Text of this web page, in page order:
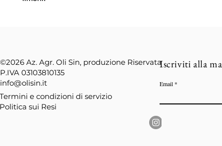
©2026 Az. Agr. Oli Sin, produzione Riservata
P.IVA 03103810135
info@olisin.it
Termini e condizioni di servizio
Politica sui Resi
Iscriviti alla
Email